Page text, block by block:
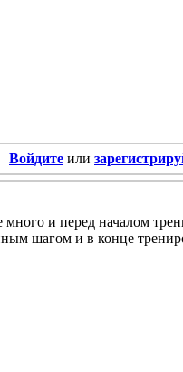
Войдите или
и перед началом
шагом и в конце